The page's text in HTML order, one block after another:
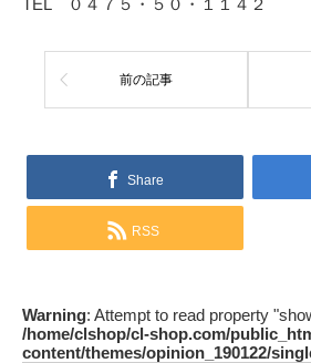
前の記事
Share
RSS
Warning: Attempt to read property
/home/clshop/cl-shop.com/
content/themes/opinion_190122/